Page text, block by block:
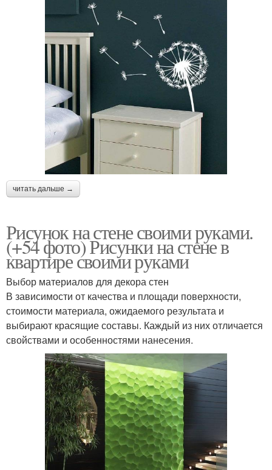
читать дальше →
Рисунок на стене своими руками.
(+54 фото) Рисунки на стене в
квартире своими руками
Выбор материалов для декора стен
В зависимости от качества и площади поверхности,
стоимости материала, ожидаемого результата и
выбирают красящие составы. Каждый из них отличается
свойствами и особенностями нанесения.